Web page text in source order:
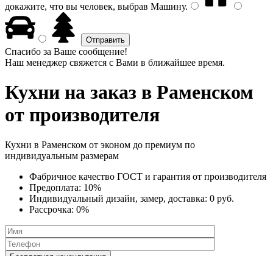
докажите, что вы человек, выбрав Машину.
Спасибо за Ваше сообщение!
Наш менеджер свяжется с Вами в ближайшее время.
Кухни на заказ в Раменском
от производителя
Кухни в Раменском от эконом до премиум по
индивидуальным размерам
Фабричное качество ГОСТ и гарантия от производителя
Предоплата: 10%
Индивидуальный дизайн, замер, доставка: 0 руб.
Рассрочка: 0%